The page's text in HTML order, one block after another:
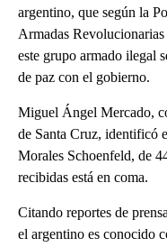
argentino, que según la
Armadas
este grupo armado ilegal
de paz con el gobierno.
Miguel Ángel Mercado,
de Santa Cruz, identificó
Morales Schoenfeld, de
recibidas está en coma.
Citando reportes de
el argentino es conocido